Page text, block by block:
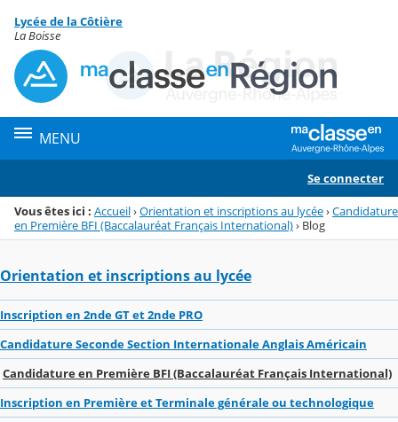
Menu de la rubrique
Contenu
Lycée de la Côtière
La Boisse
MENU
Se connecter
Vous êtes ici : Accueil›Orientation et inscriptions au lycée›Candidature
en Première BFI (Baccalauréat Français International)› Blog
Orientation et inscriptions au lycée
Inscription en 2nde GT et 2nde PRO
Candidature Seconde Section Internationale Anglais Américain
Candidature en Première BFI (Baccalauréat Français International)
Inscription en Première et Terminale générale ou technologique